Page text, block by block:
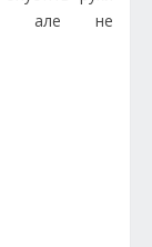
але не